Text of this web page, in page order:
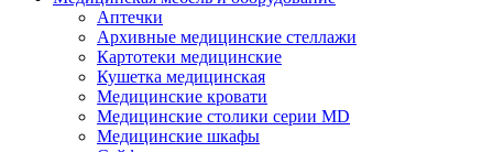
Аптечки
Архивные медицинские стеллажи
Картотеки медицинские
Кушетка медицинская
Медицинские кровати
Медицинские столики серии MD
Медицинские шкафы